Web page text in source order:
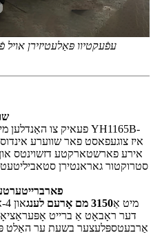
פעאיק צו האַנדלען
אירע פארשטארקטע דזשוינטס
סטרוקטור גאראנטירן
פארברייטערטע
מיט אַ3150 מם אָרעם לענג
דער ראָבאָט אַ ברייט
אַרבעטספּלעצער בשעת ער האַלט